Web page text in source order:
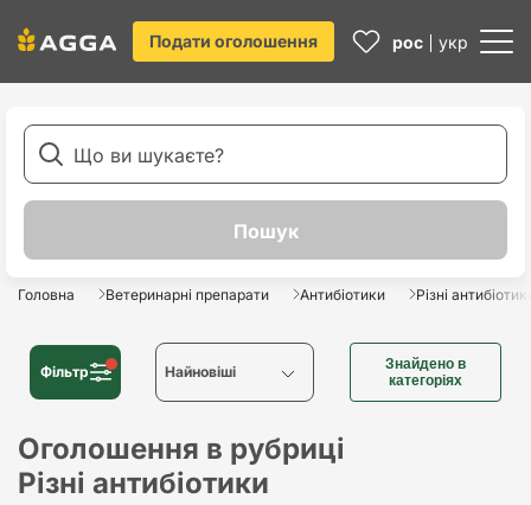
Подати оголошення рос укр
Головна Ветеринарні препарати Антибіотики Різні
Фільтр Найновіші
Найновіші
Найстаріші
Знайдено в
категоріях
Оголошення в рубриці
Різні антибіотики